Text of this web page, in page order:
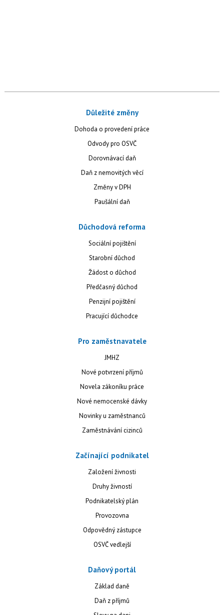
Důležité změny
Dohoda o provedení práce
Odvody pro OSVČ
Dorovnávací daň
Daň z nemovitých věcí
Změny v DPH
Paušální daň
Důchodová reforma
Sociální pojištění
Starobní důchod
Žádost o důchod
Předčasný důchod
Penzijní pojištění
Pracující důchodce
Pro zaměstnavatele
JMHZ
Nové potvrzení příjmů
Novela zákoníku práce
Nové nemocenské dávky
Novinky u zaměstnanců
Zaměstnávání cizinců
Začínající podnikatel
Založení živnosti
Druhy živností
Podnikatelský plán
Provozovna
Odpovědný zástupce
OSVČ vedlejší
Daňový portál
Základ daně
Daň z příjmů